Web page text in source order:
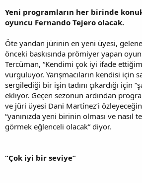
Yeni programların her birinde
oyuncu Fernando Tejero olacak.
Öte yandan jürinin en yeni üyesi,
önceki baskısında prömiyer yapan
Tercüman, “Kendimi çok iyi ifade
vurguluyor. Yarışmacıların kendisi için
sergilediği bir işin tadını çıkardığı için
ekliyor. Geçen sezonun ardından
ve jüri üyesi Dani Martínez’i
“yanınızda yeni birinin olması ve nasıl
görmek eğlenceli olacak” diyor.
“Çok iyi bir seviye”